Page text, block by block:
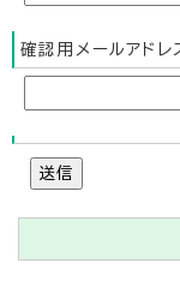
確認用メールアドレ
送信